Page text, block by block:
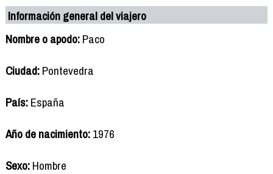
Información general del viajero
Nombre o apodo:Paco
Ciudad:Pontevedra
País:España
Año de nacimiento:1976
Sexo:Hombre